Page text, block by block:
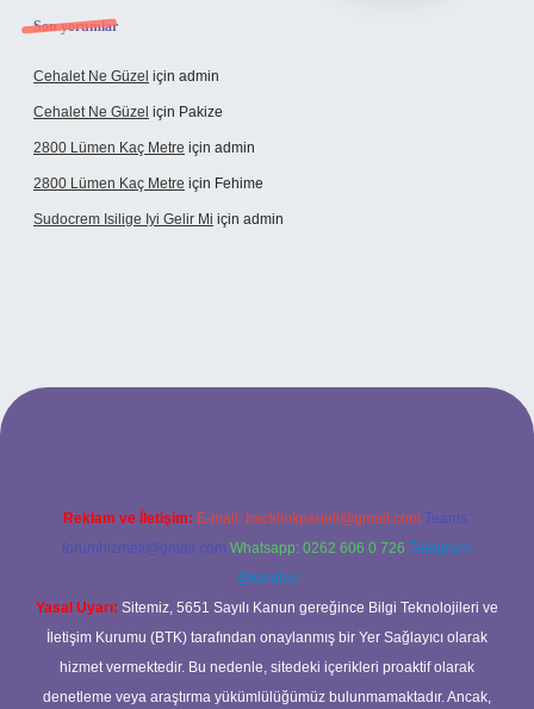
Son yorumlar
Cehalet Ne Güzel için admin
Cehalet Ne Güzel için Pakize
2800 Lümen Kaç Metre için admin
2800 Lümen Kaç Metre için Fehime
Sudocrem Isilige Iyi Gelir Mi için admin
opera bet giriş
Reklam ve İletişim: E-mail: backlinkpaneli@gmail.com Teams:
forumhizmeti@gmail.com Whatsapp: 0262 606 0 726 Telegram:
@karabul
Yasal Uyarı: Sitemiz, 5651 Sayılı Kanun gereğince Bilgi Teknolojileri ve
İletişim Kurumu (BTK) tarafından onaylanmış bir Yer Sağlayıcı olarak
hizmet vermektedir. Bu nedenle, sitedeki içerikleri proaktif olarak
denetleme veya araştırma yükümlülüğümüz bulunmamaktadır. Ancak,